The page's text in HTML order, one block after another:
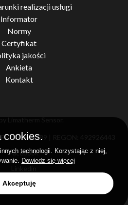
realizacji usługi
Informator
Normy
Certyfikat
jakości
Ankieta
Kontakt
Limatherm Sensor.
7371966189 | REGON: 492926443
Facebook
Realizacjaidel.pl
cookies.
technologii. Korzystając z niej,
Dowiedz się więcej
Akceptuję